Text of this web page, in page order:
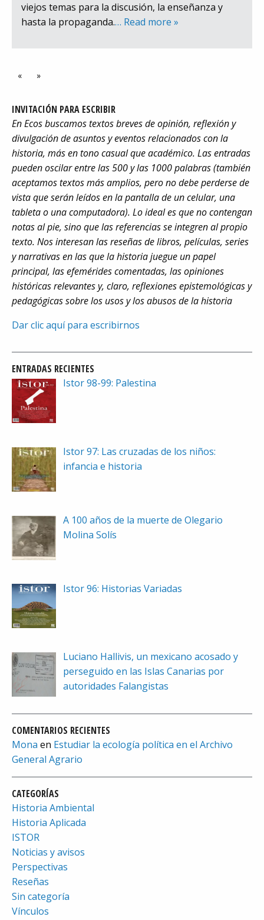
viejos temas para la discusión, la enseñanza y
hasta la propaganda.… Read more »
« »
INVITACIÓN PARA ESCRIBIR
En Ecos buscamos textos breves de opinión, reflexión y
divulgación de asuntos y eventos relacionados con la
historia, más en tono casual que académico. Las entradas
pueden oscilar entre las 500 y las 1000 palabras (también
aceptamos textos más amplios, pero no debe perderse de
vista que serán leídos en la pantalla de un celular, una
tableta o una computadora). Lo ideal es que no contengan
notas al pie, sino que las referencias se integren al propio
texto. Nos interesan las reseñas de libros, películas, series
y narrativas en las que la historia juegue un papel
principal, las efemérides comentadas, las opiniones
históricas relevantes y, claro, reflexiones epistemológicas y
pedagógicas sobre los usos y los abusos de la historia
Dar clic aquí para escribirnos
ENTRADAS RECIENTES
Istor 98-99: Palestina
Istor 97: Las cruzadas de los niños:
infancia e historia
A 100 años de la muerte de Olegario
Molina Solís
Istor 96: Historias Variadas
Luciano Hallivis, un mexicano acosado y
perseguido en las Islas Canarias por
autoridades Falangistas
COMENTARIOS RECIENTES
Mona en Estudiar la ecología política en el Archivo
General Agrario
CATEGORÍAS
Historia Ambiental
Historia Aplicada
ISTOR
Noticias y avisos
Perspectivas
Reseñas
Sin categoría
Vínculos